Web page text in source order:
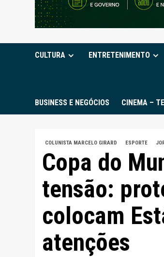
CULTURA ENTRETENIMENTO
BUSINESS E NEGÓCIOS CINEMA –
COLUNISTA MARCELO GIRARD ESPORTE
Copa do
tensão:
colocam
atenções